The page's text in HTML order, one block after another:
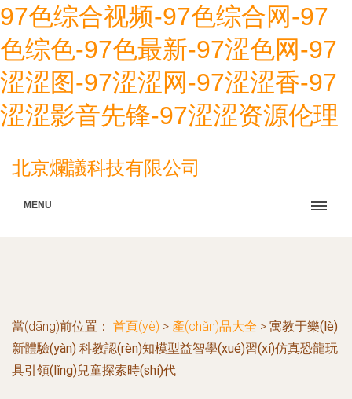
97色综合视频-97色综合网-97
色综色-97色最新-97涩色网-97
涩涩图-97涩涩网-97涩涩香-97
涩涩影音先锋-97涩涩资源伦理
北京爛議科技有限公司
MENU
當(dāng)前位置： 首頁(yè) > 產(chǎn)品大全 > 寓教于樂(lè)
新體驗(yàn) 科教認(rèn)知模型益智學(xué)習(xí)仿真恐龍玩
具引領(lǐng)兒童探索時(shí)代